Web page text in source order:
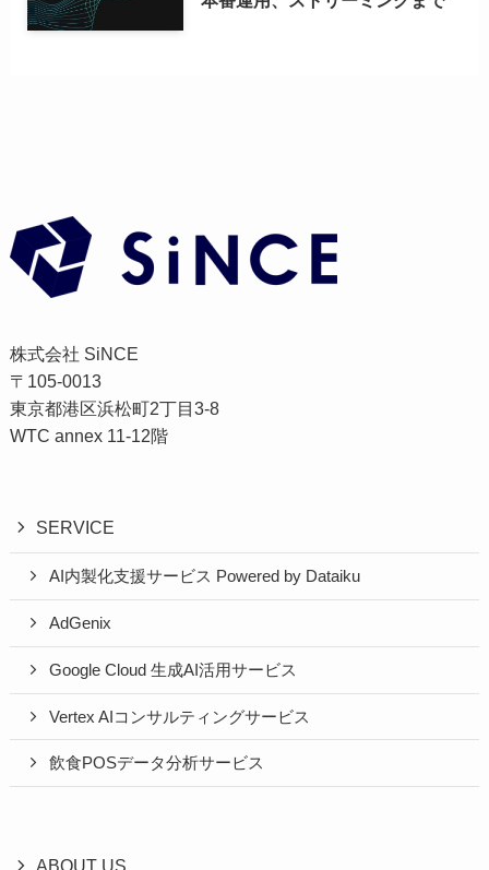
株式会社 SiNCE
〒105-0013
東京都港区浜松町2丁目3-8
WTC annex 11-12階
SERVICE
AI内製化支援サービス Powered by Dataiku
AdGenix
Google Cloud 生成AI活用サービス
Vertex AIコンサルティングサービス
飲食POSデータ分析サービス
ABOUT US